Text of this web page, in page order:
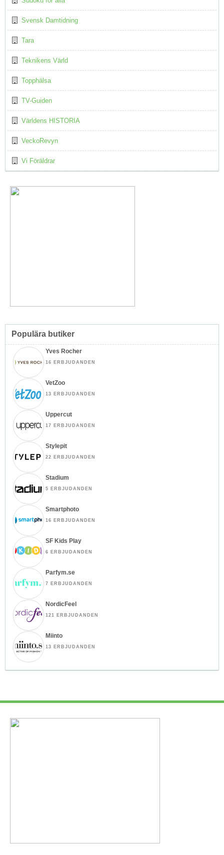
Svensk Damtidning
Tara
Teknikens Värld
Topphälsa
TV-Guiden
Världens HISTORIA
VeckoRevyn
Vi Föräldrar
Populära butiker
Yves Rocher
16 ERBJUDANDEN
VetZoo
13 ERBJUDANDEN
Uppercut
17 ERBJUDANDEN
Stylepit
22 ERBJUDANDEN
Stadium
5 ERBJUDANDEN
Smartphoto
16 ERBJUDANDEN
SF Kids Play
6 ERBJUDANDEN
Parfym.se
7 ERBJUDANDEN
NordicFeel
121 ERBJUDANDEN
Miinto
13 ERBJUDANDEN